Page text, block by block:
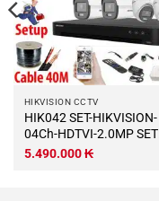
HIKVISION CCTV
HIK042 SET-HIKVISION-
04Ch-HDTVI-2.0MP SET
HIKVISION 04Ch HDTVI
5.490.000₭